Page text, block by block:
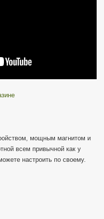
мощным магнитом и
всем привычной как у
настроить по своему.